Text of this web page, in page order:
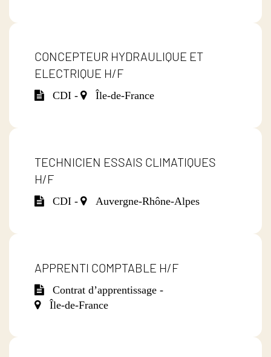
CONCEPTEUR HYDRAULIQUE ET
ELECTRIQUE H/F
CDI - Île-de-France
TECHNICIEN ESSAIS CLIMATIQUES
H/F
CDI - Auvergne-Rhône-Alpes
APPRENTI COMPTABLE H/F
Contrat d’apprentissage -
Île-de-France